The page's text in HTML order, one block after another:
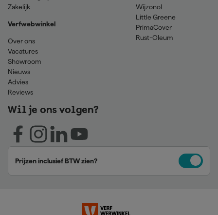
Zakelijk
Verfwebwinkel
Over ons
Vacatures
Showroom
Nieuws
Advies
Reviews
Wijzonol
Little Greene
PrimaCover
Rust-Oleum
Wil je ons volgen?
Prijzen inclusief BTW zien?